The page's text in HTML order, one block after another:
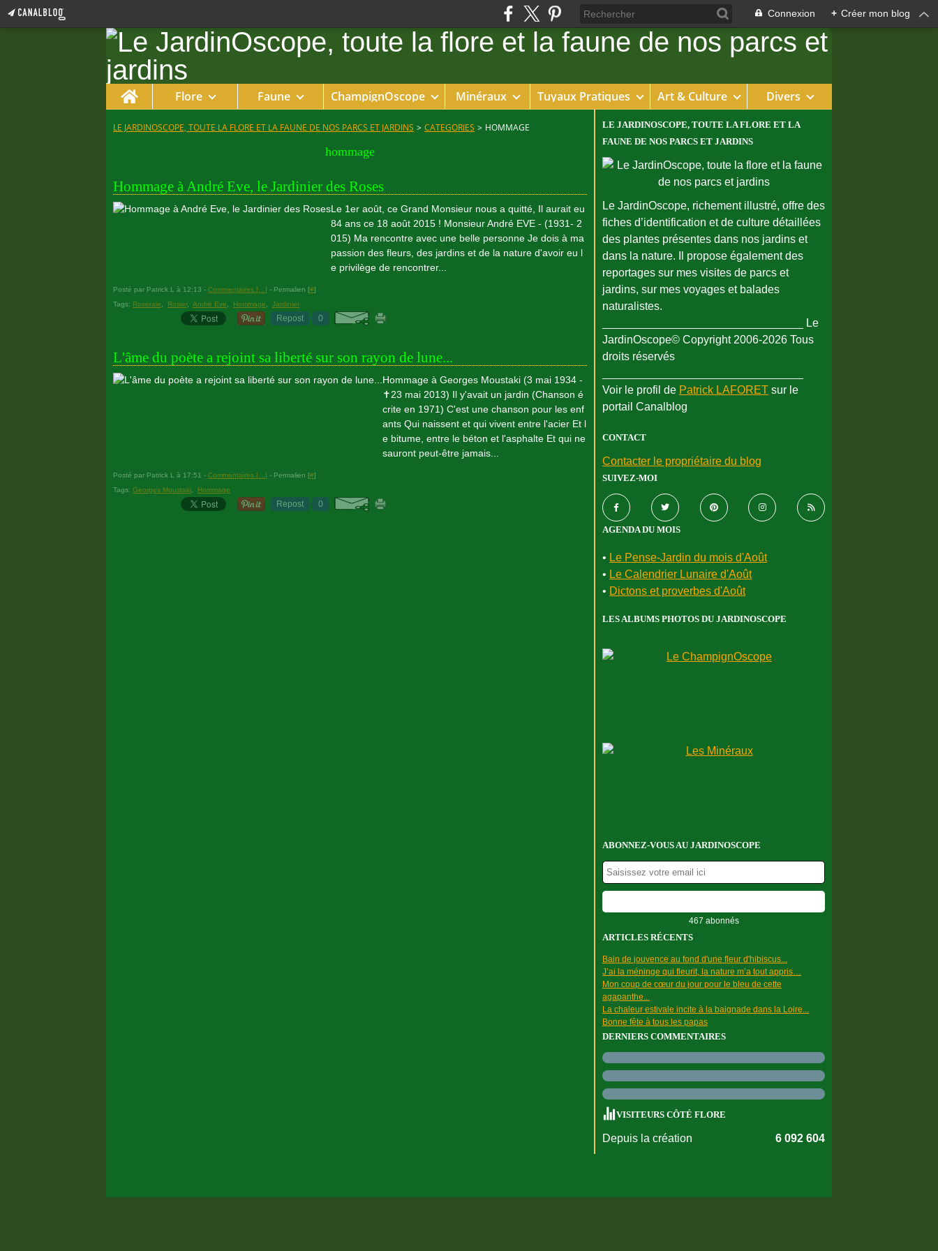
Connexion + Créer mon blog
Home Flore Faune ChampignOscope Minéraux Tuyaux Pratiques Art & Culture Divers
LE JARDINOSCOPE, TOUTE LA FLORE ET LA FAUNE DE NOS PARCS ET JARDINS > CATEGORIES > HOMMAGE
hommage
Hommage à André Eve, le Jardinier des Roses
Le 1er août, ce Grand Monsieur nous a quitté, Il aurait eu
84 ans ce 18 août 2015 ! Monsieur André EVE - (1931- 2
015) Ma rencontre avec une belle personne Je dois à ma
passion des fleurs, des jardins et de la nature d'avoir eu l
e privilège de rencontrer...
Posté par Patrick L à 12:13 - Commentaires [ ] - Permalien [#]
Tags: Roseraie Rosier, André Eve Hommage Jardinier
Repost 0
L'âme du poète a rejoint sa liberté sur son rayon de lune...
Hommage à Georges Moustaki (3 mai 1934 -
✝23 mai 2013) Il y'avait un jardin (Chanson é
crite en 1971) C'est une chanson pour les enf
ants Qui naissent et qui vivent entre l'acier Et l
e bitume, entre le béton et l'asphalte Et qui ne
sauront peut-être jamais...
Posté par Patrick L à 17:51 - Commentaires [ ] - Permalien [#]
Tags: Georges Moustaki Hommage
Repost 0
LE JARDINOSCOPE, TOUTE LA FLORE ET LA
FAUNE DE NOS PARCS ET JARDINS
Le JardinOscope, richement illustré, offre des
fiches d’identification et de culture détaillées
des plantes présentes dans nos jardins et
dans la nature. Il propose également des
reportages sur mes visites de parcs et
jardins, sur mes voyages et balades
naturalistes.
________________________________ Le
JardinOscope© Copyright 2006-2026 Tous
droits réservés
Voir le profil de Patrick LAFORET sur le
portail Canalblog
CONTACT
Contacter le propriétaire du blog
SUIVEZ-MOI
AGENDA DU MOIS
• Le Pense-Jardin du mois d'Août
• Le Calendrier Lunaire d'Août
• Dictons et proverbes d'Août
LES ALBUMS PHOTOS DU JARDINOSCOPE
ABONNEZ-VOUS AU JARDINOSCOPE
467 abonnés
ARTICLES RÉCENTS
Bain de jouvence au fond d'une fleur d'hibiscus...
J’ai la méninge qui fleurit, la nature m’a tout appris…
Mon coup de cœur du jour pour le bleu de cette
agapanthe...
La chaleur estivale incite à la baignade dans la Loire...
Bonne fête à tous les papas
DERNIERS COMMENTAIRES
VISITEURS CÔTÉ FLORE
Depuis la création 6 092 604